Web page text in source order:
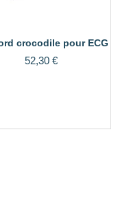
crocodile pour ECG
52,30 €